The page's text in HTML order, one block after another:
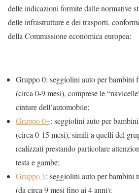
delle indicazioni formite dalle normative
delle infrastrutture e dei trasporti,
della Commissione economica europea:
Gruppo 0: seggiolini auto per bambini
(circa 0-9 mesi), comprese le
cinture dell’automobile;
Gruppo 0+: seggiolini auto per
(circa 0-15 mesi), simili a quelli del
realizzati prestando particolare
testa e gambe;
Gruppo 1: seggiolini auto per bambini
(da circa 9 mesi fino ai 4 anni);